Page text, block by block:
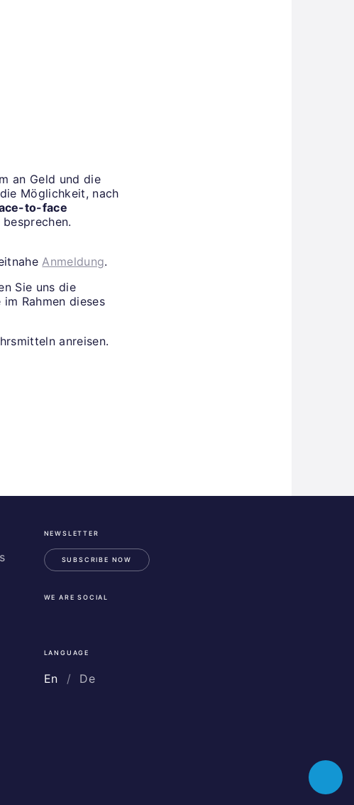
an Geld und die
Möglichkeit, nach
to-face
Anmeldung.
Sie uns die
Rahmen dieses
anreisen.
NEWSLETTER
SUBSCRIBE NOW
WE ARE SOCIAL
LANGUAGE
En De
Toggle